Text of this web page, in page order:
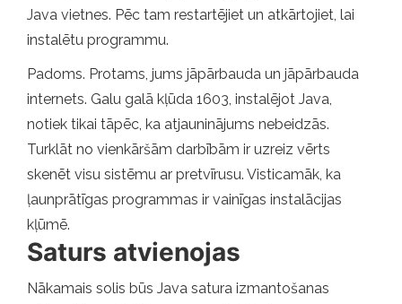
Java vietnes. Pēc tam restartējiet un atkārtojiet, lai
instalētu programmu.
Padoms. Protams, jums jāpārbauda un jāpārbauda
internets. Galu galā kļūda 1603, instalējot Java,
notiek tikai tāpēc, ka atjauninājums nebeidzās.
Turklāt no vienkāršām darbībām ir uzreiz vērts
skenēt visu sistēmu ar pretvīrusu. Visticamāk, ka
ļaunprātīgas programmas ir vainīgas instalācijas
kļūmē.
Saturs atvienojas
Nākamais solis būs Java satura izmantošanas